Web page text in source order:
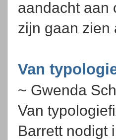
aandacht aan
zijn gaan zien
Van
~ Gwenda
Van
Barrett nodigt